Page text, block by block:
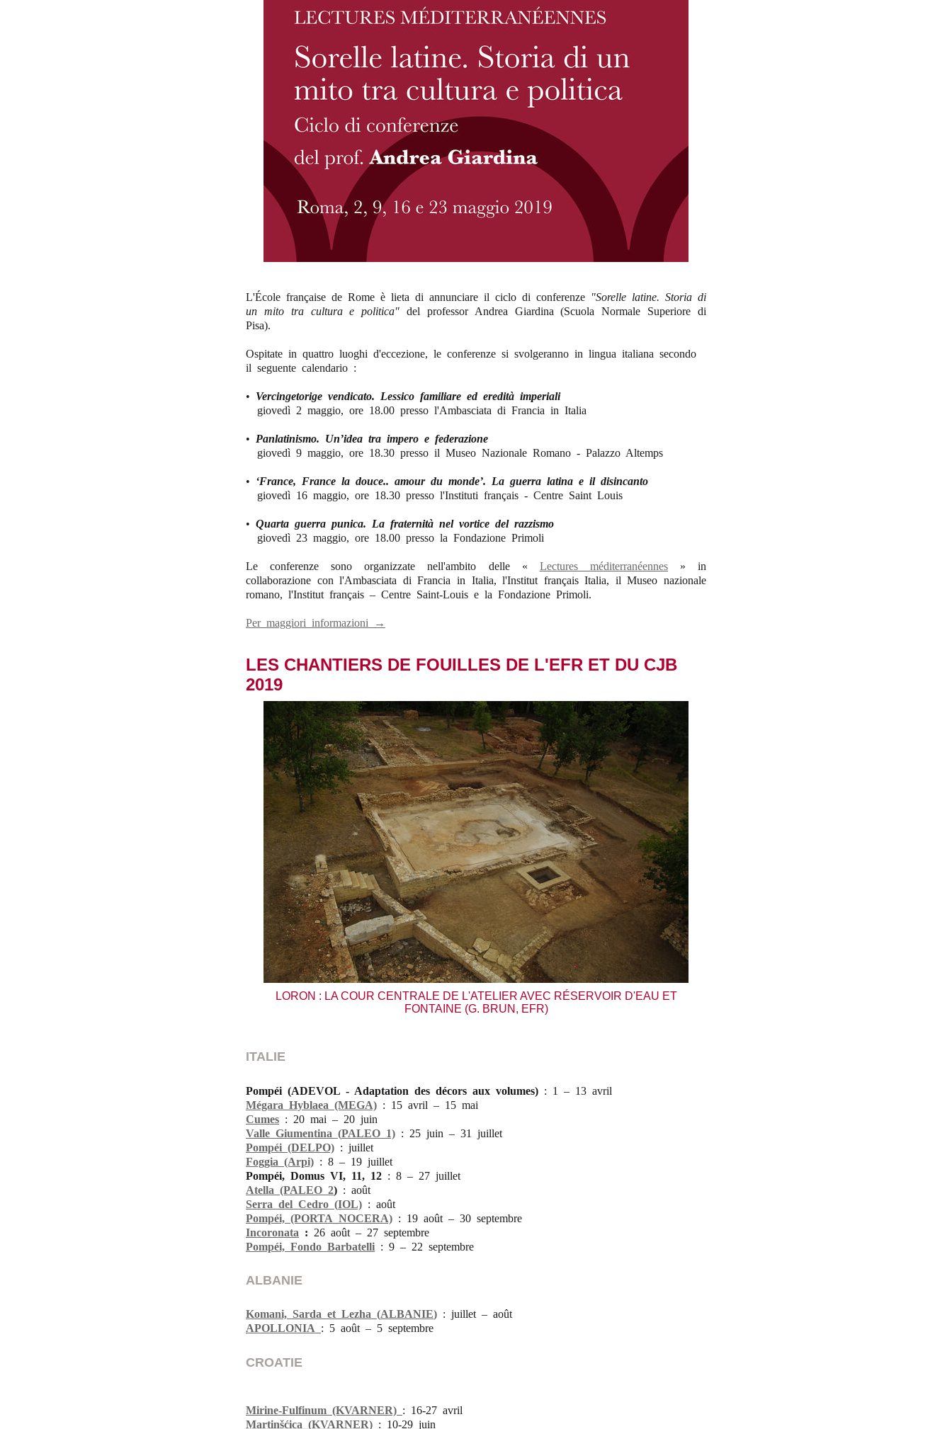
L'École française de Rome è lieta di annunciare il ciclo di conferenze "Sorelle latine. Storia di
un mito tra cultura e politica" del professor Andrea Giardina (Scuola Normale Superiore di
Pisa).
Ospitate in quattro luoghi d'eccezione, le conferenze si svolgeranno in lingua italiana secondo
il seguente calendario :
• Vercingetorige vendicato. Lessico familiare ed eredità imperiali
giovedì 2 maggio, ore 18.00 presso l'Ambasciata di Francia in Italia
• Panlatinismo. Un’idea tra impero e federazione
giovedì 9 maggio, ore 18.30 presso il Museo Nazionale Romano - Palazzo Altemps
• ‘France, France la douce.. amour du monde’. La guerra latina e il disincanto
giovedì 16 maggio, ore 18.30 presso l'Instituti français - Centre Saint Louis
• Quarta guerra punica. La fraternità nel vortice del razzismo
giovedì 23 maggio, ore 18.00 presso la Fondazione Primoli
Le conferenze sono organizzate nell'ambito delle « Lectures méditerranéennes» in
collaborazione con l'Ambasciata di Francia in Italia, l'Institut français Italia, il Museo nazionale
romano, l'Institut français – Centre Saint-Louis e la Fondazione Primoli.
Per maggiori informazioni →
LES CHANTIERS DE FOUILLES DE L'EFR ET DU CJB
2019
LORON : LA COUR CENTRALE DE L'ATELIER AVEC RÉSERVOIR D'EAU ET
FONTAINE (G. BRUN, EFR)
ITALIE
Pompéi (ADEVOL - Adaptation des décors aux volumes) : 1 – 13 avril
Mégara Hyblaea (MEGA) : 15 avril – 15 mai
Cumes : 20 mai – 20 juin
Valle Giumentina (PALEO 1) : 25 juin – 31 juillet
Pompéi (DELPO) : juillet
Foggia (Arpi) : 8 – 19 juillet
Pompéi, Domus VI, 11, 12 : 8 – 27 juillet
Atella (PALEO 2) : août
Serra del Cedro (IOL) : août
Pompéi, (PORTA_NOCERA) : 19 août – 30 septembre
Incoronata : 26 août – 27 septembre
Pompéi, Fondo Barbatelli : 9 – 22 septembre
ALBANIE
Komani, Sarda et Lezha (ALBANIE) : juillet – août
APOLLONIA : 5 août – 5 septembre
CROATIE
Mirine-Fulfinum (KVARNER) : 16-27 avril
Martinšćica (KVARNER) : 10-29 juin